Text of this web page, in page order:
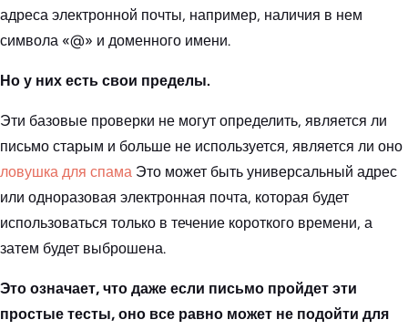
адреса электронной почты, например, наличия в нем
символа «@» и доменного имени.
Но у них есть свои пределы.
Эти базовые проверки не могут определить, является ли
письмо старым и больше не используется, является ли оно
ловушка для спама Это может быть универсальный адрес
или одноразовая электронная почта, которая будет
использоваться только в течение короткого времени, а
затем будет выброшена.
Это означает, что даже если письмо пройдет эти
простые тесты, оно все равно может не подойти для